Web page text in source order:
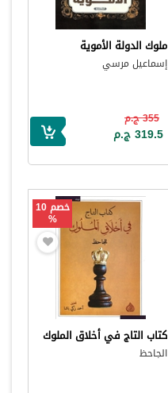
ملوك الدولة الأموية
إسماعيل مرسي
355 ج.م
319.5 ج.م
خصم 10
%
كتاب التاج في أخلاق الملوك
الجاحظ